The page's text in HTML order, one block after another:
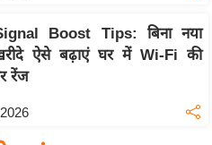
Boost Tips: बिना नया
ऐसे बढ़ाएं घर में Wi-Fi की
रेंज